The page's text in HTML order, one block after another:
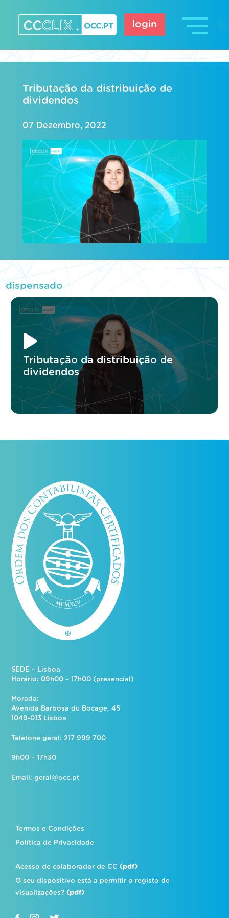
content
login
Tributação da distribuição de
dividendos
07 Dezembro, 2022
dispensado
Tributação da distribuição de
dividendos
SEDE – Lisboa
Horário: 09h00 – 17h00 (presencial)
Morada:
Avenida Barbosa du Bocage, 45
1049-013 Lisboa
Telefone geral: 217 999 700
9h00 – 17h30
Email:geral@occ.pt
Termos e Condições
Política de Privacidade
Acesso de colaborador de CC(pdf)
O seu dispositivo está a permitir o registo de
visualizações?(pdf)